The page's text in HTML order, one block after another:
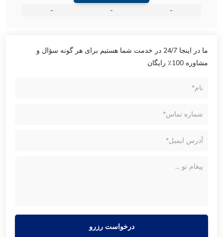
-
-
-
ما در اینجا 24/7 در خدمت شما هستیم برای هر گونه سؤال و
مشاوره 100٪ رایگان
درخواست رزرو